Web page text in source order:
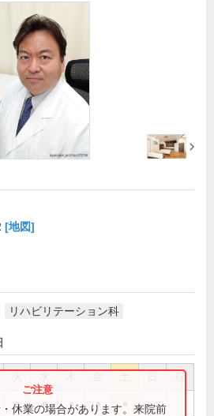
[地図]
リハビリテーション科
祝
● ● ● ●
休業の場合があります。来院前